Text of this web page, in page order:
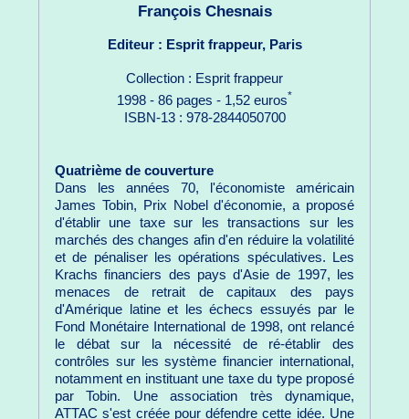
François Chesnais
Editeur : Esprit frappeur, Paris
Collection : Esprit frappeur
1998 - 86 pages - 1,52 euros*
ISBN-13 : 978-2844050700
Quatrième de couverture
Dans les années 70, l'économiste américain
James Tobin, Prix Nobel d'économie, a proposé
d'établir une taxe sur les transactions sur les
marchés des changes afin d'en réduire la volatilité
et de pénaliser les opérations spéculatives. Les
Krachs financiers des pays d'Asie de 1997, les
menaces de retrait de capitaux des pays
d'Amérique latine et les échecs essuyés par le
Fond Monétaire International de 1998, ont relancé
le débat sur la nécessité de ré-établir des
contrôles sur les système financier international,
notamment en instituant une taxe du type proposé
par Tobin. Une association très dynamique,
ATTAC s'est créée pour défendre cette idée. Une